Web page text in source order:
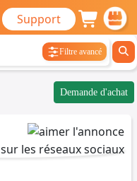
Support
Filtre avancé
Demande d'achat